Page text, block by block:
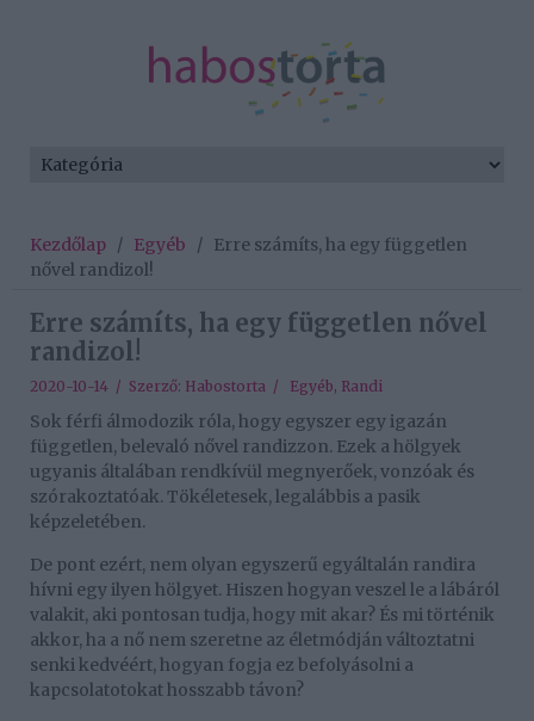
Kezdőlap / Egyéb / Erre számíts, ha egy független
nővel randizol!
Erre számíts, ha egy független nővel
randizol!
2020-10-14 / Szerző: Habostorta / Egyéb, Randi
Sok férfi álmodozik róla, hogy egyszer egy igazán
független, belevaló nővel randizzon. Ezek a hölgyek
ugyanis általában rendkívül megnyerőek, vonzóak és
szórakoztatóak. Tökéletesek, legalábbis a pasik
képzeletében.
De pont ezért, nem olyan egyszerű egyáltalán randira
hívni egy ilyen hölgyet. Hiszen hogyan veszel le a lábáról
valakit, aki pontosan tudja, hogy mit akar? És mi történik
akkor, ha a nő nem szeretne az életmódján változtatni
senki kedvéért, hogyan fogja ez befolyásolni a
kapcsolatotokat hosszabb távon?